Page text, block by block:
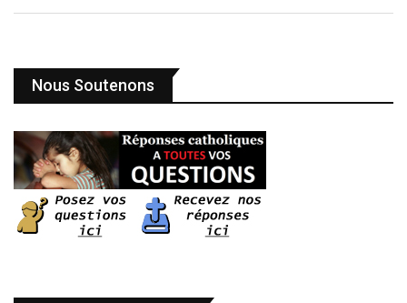
Nous Soutenons